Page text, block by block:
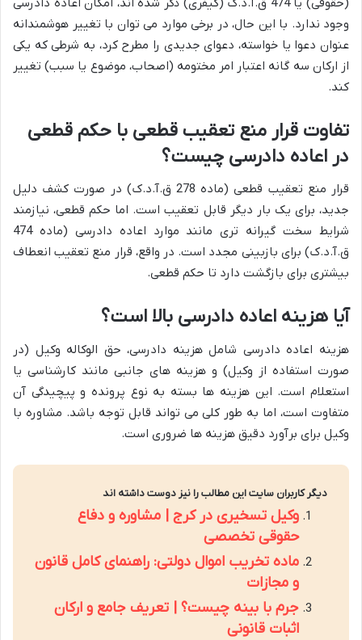
وجود ندارد. با این حال، در برخی موارد می توان با تغییر هوشمندانه
عنوان دعوا یا خواسته، دعوای جدیدی را مطرح کرد، به شرطی که یکی
از ارکان سه گانه اعتبار امر مختومه (اصحاب، موضوع یا سبب) تغییر
کند.
تفاوت قرار منع تعقیب قطعی با حکم قطعی
در اعاده دادرسی چیست؟
قرار منع تعقیب قطعی (ماده 278 ق.آ.د.ک) در صورت کشف دلیل
جدید، برای یک بار دیگر قابل تعقیب است. اما حکم قطعی، نیازمند
شرایط سخت گیرانه تری مانند موارد اعاده دادرسی (ماده 474
ق.آ.د.ک) برای بازبینی مجدد است. در واقع، قرار منع تعقیب انعطاف
بیشتری برای بازگشت دارد تا حکم قطعی.
آیا هزینه اعاده دادرسی بالا است؟
هزینه اعاده دادرسی شامل هزینه دادرسی، حق الوکاله وکیل (در
صورت استفاده از وکیل) و هزینه های جانبی مانند کارشناسی یا
استعلام است. این هزینه ها بسته به نوع پرونده و پیچیدگی آن
متفاوت است، اما به طور کلی می تواند قابل توجه باشد. مشاوره با
وکیل برای برآورد دقیق هزینه ها ضروری است.
دیگر کاربران سایت این مطالب را نیز دوست داشته اند
وکیل تسخیری در کرج | مشاوره و دفاع
حقوقی تخصصی
ماده تخریب اموال دولتی: راهنمای کامل قانون
و مجازات
جرم با بینه چیست؟ | تعریف جامع و ارکان
اثبات قانونی